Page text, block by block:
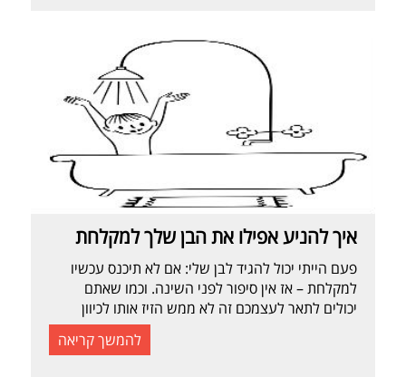
איך להניע אפילו את הבן שלך למקלחת
פעם הייתי יכול להגיד לבן שלי: אם לא תיכנס עכשיו
למקלחת – אז אין סיפור לפני השינה. וכמו שאתם
יכולים לתאר לעצמכם זה לא ממש הזיז אותו לכיוון
המקלחת. ואז קראתי את הספר אלוהים בגובה
העיניים של דני גיל (סופר דדי) והבנתי שכמו הרבה
להמשך קריאה